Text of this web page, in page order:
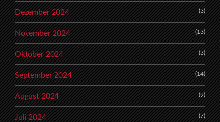
Dezember 2024 (3)
November 2024 (13)
Oktober 2024 (3)
September 2024 (14)
August 2024 (9)
Juli 2024 (7)